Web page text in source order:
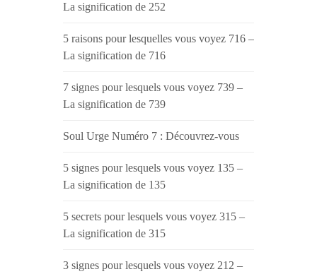
La signification de 252
5 raisons pour lesquelles vous voyez 716 –
La signification de 716
7 signes pour lesquels vous voyez 739 –
La signification de 739
Soul Urge Numéro 7 : Découvrez-vous
5 signes pour lesquels vous voyez 135 –
La signification de 135
5 secrets pour lesquels vous voyez 315 –
La signification de 315
3 signes pour lesquels vous voyez 212 –